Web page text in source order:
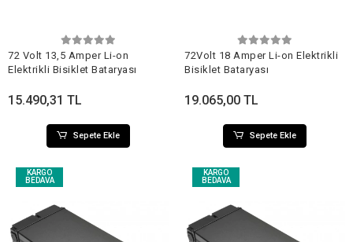
72 Volt 13,5 Amper Li-on
Elektrikli Bisiklet Bataryası
15.490,31 TL
Sepete Ekle
72Volt 18 Amper Li-on Elektrikli
Bisiklet Bataryası
19.065,00 TL
Sepete Ekle
KARGO
BEDAVA
KARGO
BEDAVA